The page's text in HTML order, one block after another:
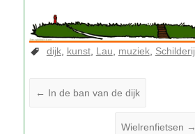
dijk kunst Lau muziek Schilderij
← In de ban van de dijk
Wielrenfietsen →